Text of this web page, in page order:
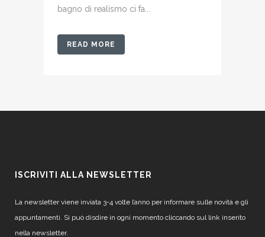
bagno di realismo ci fa...
READ MORE
ISCRIVITI ALLA NEWSLETTER
La newsletter viene inviata 3-4 volte l’anno per informare sulle novità e gli
appuntamenti. Si può disdire in ogni momento cliccando sul link inserito
nella newsletter.